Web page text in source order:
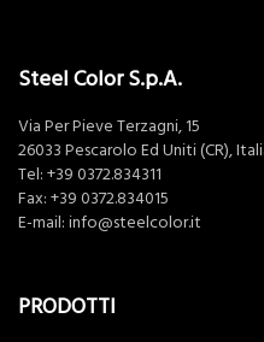
Steel Color S.p.A.
Via Per Pieve Terzagni, 15
26033 Pescarolo Ed Uniti (CR),
Tel: +39 0372.834311
Fax: +39 0372.834015
E-mail: info@steelcolor.it
PRODOTTI